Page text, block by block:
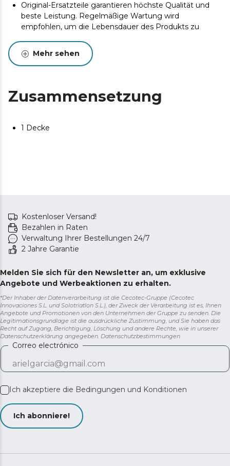
Original-Ersatzteile garantieren höchste Qualität und
beste Leistung. Regelmäßige Wartung wird
empfohlen, um die Lebensdauer des Produkts zu
Mehr sehen
Zusammensetzung
1 Decke
Kostenloser Versand!
Bezahlen in Raten
Verwaltung Ihrer Bestellungen 24/7
2 Jahre Garantie
Melden Sie sich für den Newsletter an, um exklusive
Angebote und Werbeaktionen zu erhalten.
*Der Inhaber der Datenverarbeitung ist die Cecotec-Gruppe (Cecotec
Innovaciones S.L. und Solotriatlon S.L.), der Zweck der Verarbeitung ist es, Ihnen
Angebote und Promotionen von den Unternehmen der Gruppe zu senden. Die
Legitimationsgrundlage ist die ausdrückliche Zustimmung, und Sie haben das
Recht auf Zugang, Berichtigung, Löschung und andere Rechte, wie in unserer
Datenschutzerklärung angegeben. Datenschutzbestimmungen
Correo electrónico
Ich akzeptiere die Bedingungen und Konditionen
Ich abonniere!